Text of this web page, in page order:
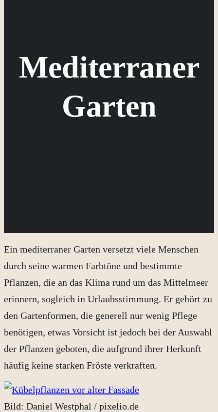
Mediterraner
Garten
Ein mediterraner Garten versetzt viele Menschen
durch seine warmen Farbtöne und bestimmte
Pflanzen, die an das Klima rund um das Mittelmeer
erinnern, sogleich in Urlaubsstimmung. Er gehört zu
den Gartenformen, die generell nur wenig Pflege
benötigen, etwas Vorsicht ist jedoch bei der Auswahl
der Pflanzen geboten, die aufgrund ihrer Herkunft
häufig keine starken Fröste verkraften.
Bild: Daniel Westphal / pixelio.de